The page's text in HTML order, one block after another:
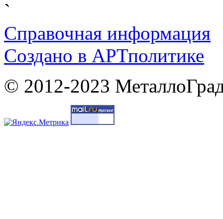
`
Справочная информация
Cоздано в АРТполитике
© 2012-2023